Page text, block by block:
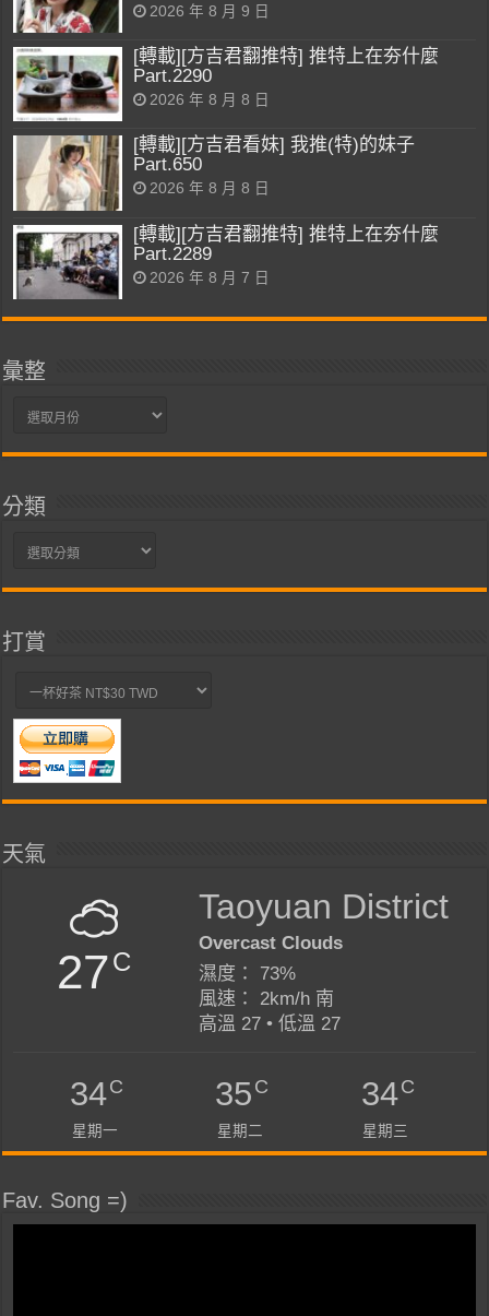
2026 年 8 月 9 日
[轉載][方吉君翻推特] 推特上在夯什麼
Part.2290
2026 年 8 月 8 日
[轉載][方吉君看妹] 我推(特)的妹子
Part.650
2026 年 8 月 8 日
[轉載][方吉君翻推特] 推特上在夯什麼
Part.2289
2026 年 8 月 7 日
彙整
彙
分類
分
打賞
天氣
27C
Taoyuan District
Overcast Clouds
濕度： 73%
風速： 2km/h 南
高溫 27 • 低溫 27
34C
星期一
35C
星期二
34C
星期三
Fav. Song =)